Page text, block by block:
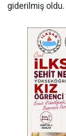
giderilmiş oldu.